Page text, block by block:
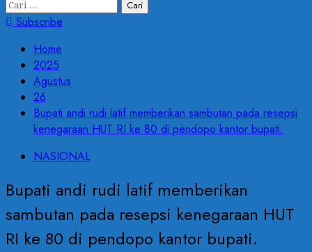
Cari
untuk:
Subscribe
Home
2025
Agustus
26
Bupati andi rudi latif memberikan sambutan pada resepsi
kenegaraan HUT RI ke 80 di pendopo kantor bupati.
NASIONAL
Bupati andi rudi latif memberikan
sambutan pada resepsi kenegaraan HUT
RI ke 80 di pendopo kantor bupati.